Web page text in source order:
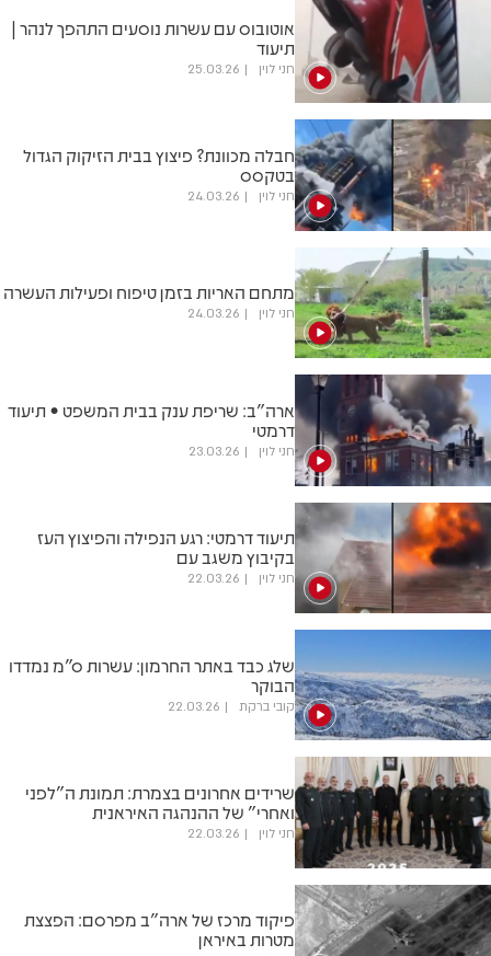
אוטובוס עם עשרות נוסעים התהפך לנהר |
תיעוד
חני לוין 25.03.26
חבלה מכוונת? פיצוץ בבית הזיקוק הגדול
בטקסס
חני לוין 24.03.26
מתחם האריות בזמן טיפוח ופעילות העשרה
חני לוין 24.03.26
ארה"ב: שריפת ענק בבית המשפט • תיעוד
דרמטי
חני לוין 23.03.26
תיעוד דרמטי: רגע הנפילה והפיצוץ העז
בקיבוץ משגב עם
חני לוין 22.03.26
שלג כבד באתר החרמון: עשרות ס"מ נמדדו
הבוקר
קובי ברקת 22.03.26
שרידים אחרונים בצמרת: תמונת ה"לפני
ואחרי" של ההנהגה האיראנית
חני לוין 22.03.26
פיקוד מרכז של ארה"ב מפרסם: הפצצת
מטרות באיראן